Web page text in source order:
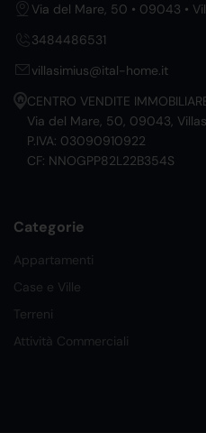
Via del Mare, 50 • 09043 •
3484486531
villasimius@ital-home.it
CENTRO VENDITE
Via del Mare, 50, 09043,
P.IVA: 03090910922
CF: NNOGPP82L22B354S
Categorie
Appartamenti
Case e Ville
Terreni
Attività Commerciali